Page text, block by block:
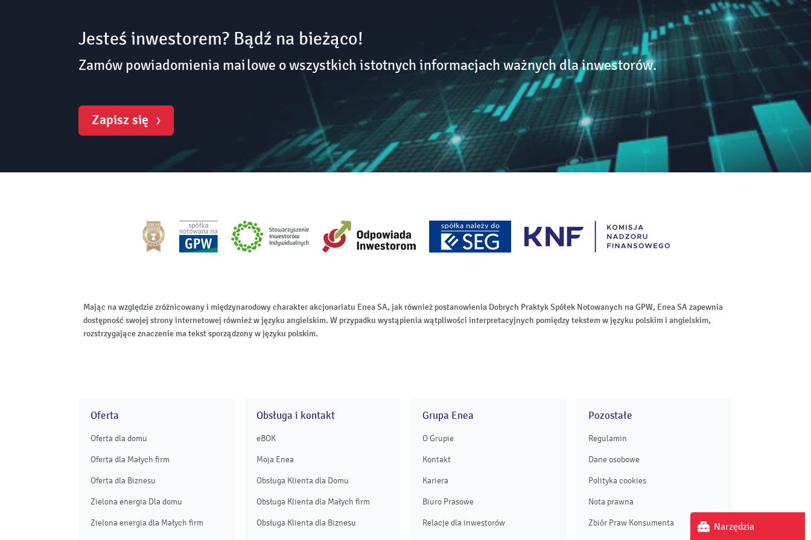
Narzędzia
Jesteś inwestorem? Bądź na bieżąco!
Zamów powiadomienia mailowe o wszystkich istotnych informacjach ważnych dla inwestorów.
Zapisz się
Mając na względzie zróżnicowany i międzynarodowy charakter akcjonariatu Enea SA, jak również postanowienia Dobrych Praktyk Spółek Notowanych na GPW, Enea SA zapewnia
dostępność swojej strony internetowej również w języku angielskim. W przypadku wystąpienia wątpliwości interpretacyjnych pomiędzy tekstem w języku polskim i angielskim,
rozstrzygające znaczenie ma tekst sporządzony w języku polskim.
Oferta
Oferta dla domu
Oferta dla Małych firm
Oferta dla Biznesu
Zielona energia Dla domu
Zielona energia dla Małych firm
Obsługa i kontakt
eBOK
Moja Enea
Obsługa Klienta dla Domu
Obsługa Klienta dla Małych firm
Obsługa Klienta dla Biznesu
Grupa Enea
O Grupie
Kontakt
Kariera
Biuro Prasowe
Relacje dla inwestorów
Pozostałe
Regulamin
Dane osobowe
Polityka cookies
Nota prawna
Zbiór Praw Konsumenta